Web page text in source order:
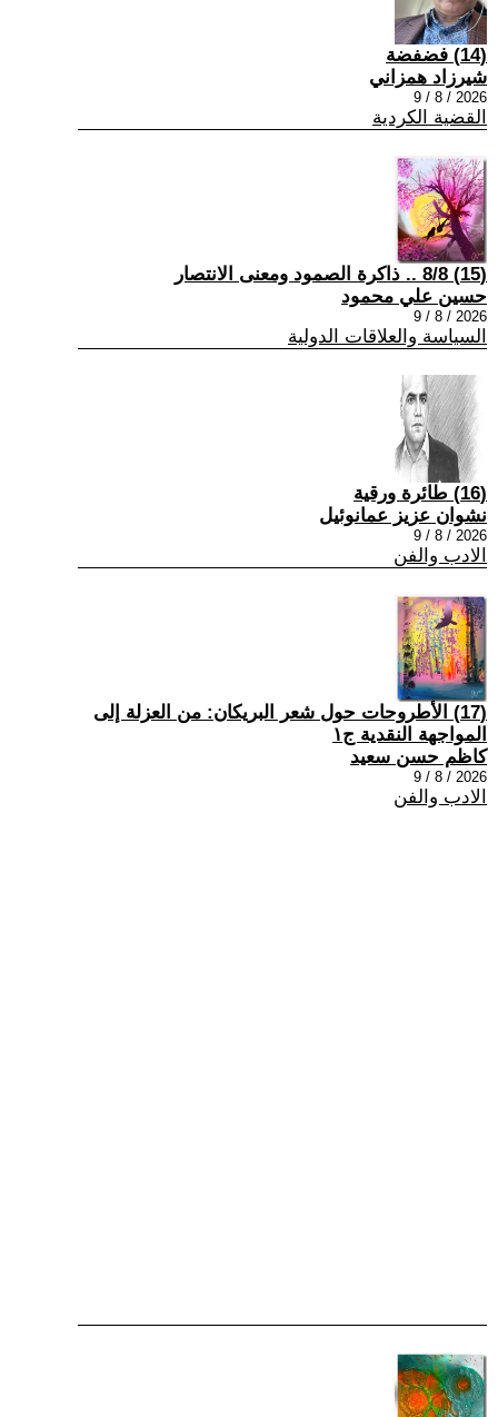
(14) فضفضة
شيرزاد همزاني
2026 / 8 / 9
القضية الكردية
(15) 8/8 .. ذاكرة الصمود ومعنى الانتصار
حسين علي محمود
2026 / 8 / 9
السياسة والعلاقات الدولية
(16) طائرة ورقية
نشوان عزيز عمانوئيل
2026 / 8 / 9
الادب والفن
(17) الأطروحات حول شعر البريكان: من العزلة إلى
المواجهة النقدية ج١
كاظم حسن سعيد
2026 / 8 / 9
الادب والفن